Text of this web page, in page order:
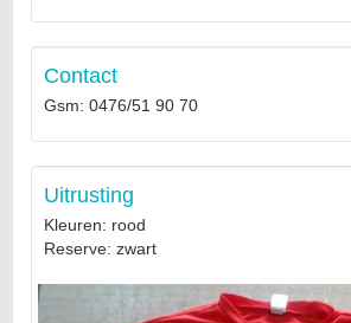
Contact
Gsm: 0476/51 90 70
Uitrusting
Kleuren: rood
Reserve: zwart